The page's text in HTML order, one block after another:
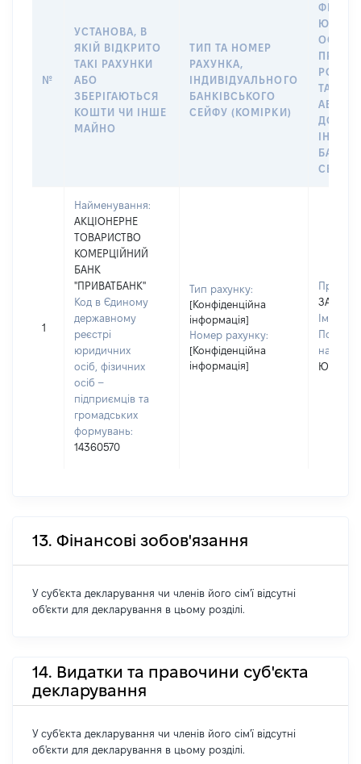
№
УСТАНОВА, В
ЯКІЙ ВІДКРИТО
ТАКІ РАХУНКИ
АБО
ЗБЕРІГАЮТЬСЯ
КОШТИ ЧИ ІНШЕ
МАЙНО
ТИП ТА НОМЕР
РАХУНКА,
ІНДИВІДУАЛЬНОГО
БАНКІВСЬКОГО
СЕЙФУ (КОМІРКИ)
ПРАВО
ТАКИМ
АБО
ДО
СЕЙФУ
1
Найменування:
АКЦІОНЕРНЕ
ТОВАРИСТВО
КОМЕРЦІЙНИЙ
БАНК
"ПРИВАТБАНК"
Код в Єдиному
державному
реєстрі
юридичних
осіб, фізичних
осіб –
підприємців та
громадських
формувань:
14360570
Тип рахунку:
[Конфіденційна
інформація]
Номер рахунку:
[Конфіденційна
інформація]
Ім'я:
По
13. Фінансові зобов'язання
У суб'єкта декларування чи членів його сім'ї відсутні
об'єкти для декларування в цьому розділі.
14. Видатки та правочини суб'єкта
декларування
У суб'єкта декларування чи членів його сім'ї відсутні
об'єкти для декларування в цьому розділі.